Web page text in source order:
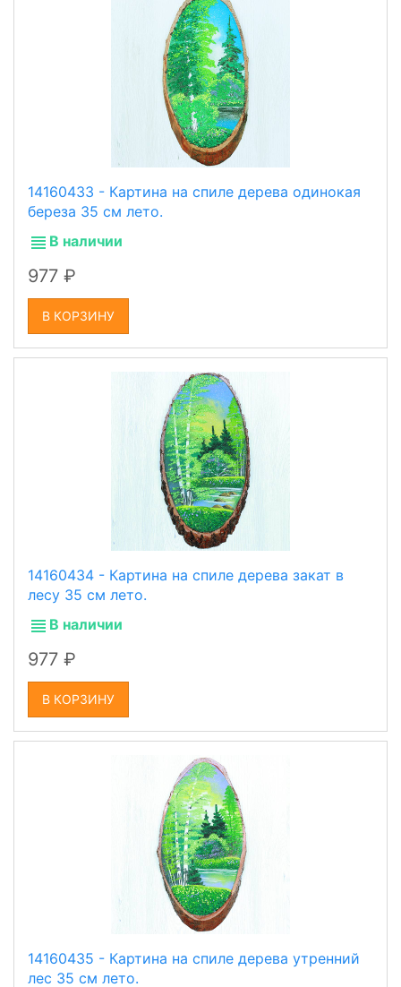
14160433 - Картина на спиле дерева одинокая
береза 35 см лето.
В наличии
977
В КОРЗИНУ
14160434 - Картина на спиле дерева закат в
лесу 35 см лето.
В наличии
977
В КОРЗИНУ
14160435 - Картина на спиле дерева утренний
лес 35 см лето.